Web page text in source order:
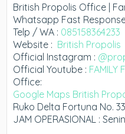
British Propolis Office |
Whatsapp Fast
Telp / WA : 085158364233
Website : British Propolis
Official Instagram :
Official Youtube : FAMILY
Office:
Google Maps British
Ruko Delta Fortuna No.
JAM OPERASIONAL :